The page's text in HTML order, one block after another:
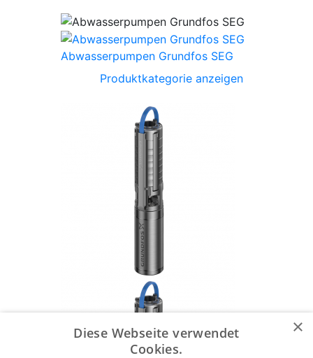
Abwasserpumpen Grundfos SEG
Produktkategorie anzeigen
×
Diese Webseite verwendet
Cookies.